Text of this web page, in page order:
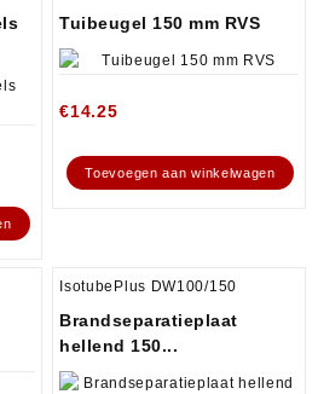
Tuibeugel 150 mm RVS
€14.25
Toevoegen aan winkelwagen
IsotubePlus DW100/150
Brandseparatieplaat
hellend 150...